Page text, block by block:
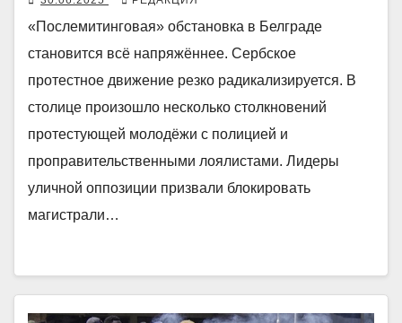
«Послемитинговая» обстановка в Белграде
становится всё напряжённее. Сербское
протестное движение резко радикализируется. В
столице произошло несколько столкновений
протестующей молодёжи с полицией и
проправительственными лоялистами. Лидеры
уличной оппозиции призвали блокировать
магистрали…